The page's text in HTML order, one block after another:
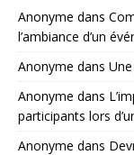
Anonyme dans
l’ambiance d’un
Anonyme dans
Anonyme dans
participants lors
Anonyme dans